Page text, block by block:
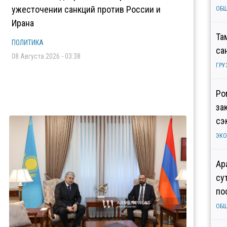
ужесточении санкций против России и
Ирана
ПОЛИТИКА
08 Августа 2026 - 03:38